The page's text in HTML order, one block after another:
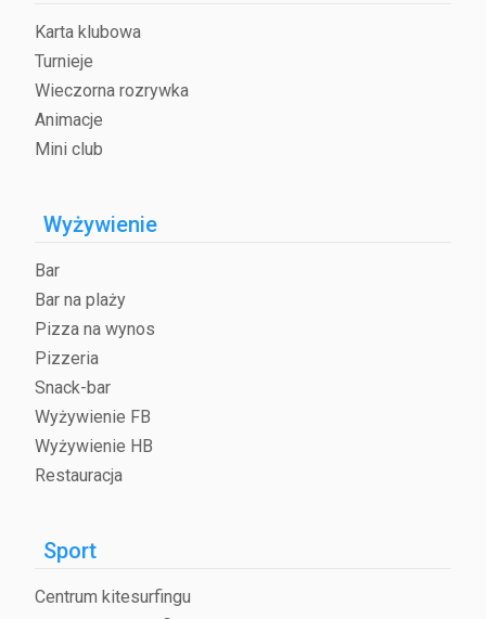
Karta klubowa
Turnieje
Wieczorna rozrywka
Animacje
Mini club
Wyżywienie
Bar
Bar na plaży
Pizza na wynos
Pizzeria
Snack-bar
Wyżywienie FB
Wyżywienie HB
Restauracja
Sport
Centrum kitesurfingu